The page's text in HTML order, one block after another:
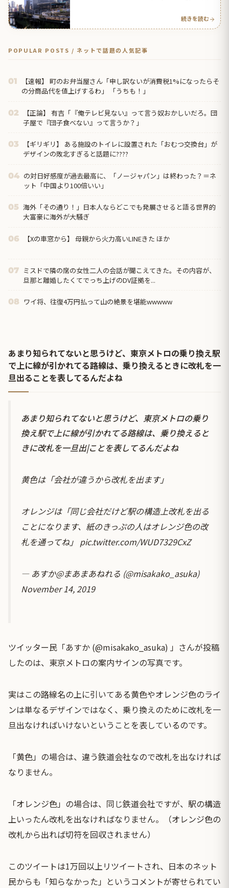
続きを読む
POPULAR POSTS / ネットで話題の人気記事
01
【速報】 町のお弁当屋さん「申し訳ないが消費税1%になったらそ
の分商品代を値上げするわ」 「うちも！」
02
【正論】 有吉「『俺テレビ見ない』って言う奴おかしいだろ。団
子屋で『団子食べない』って言うか？」
03
【ギリギリ】 ある施設のトイレに設置された「おむつ交換台」が
デザインの敗北すぎると話題に????
04 の対日好感度が過去最高に、「ノージャパン」は終わった？＝ネ
ット「中国より100倍いい」
05 海外「その通り！」日本人ならどこでも発展させると語る世界的
大富豪に海外が大騒ぎ
06 【Xの車窓から】 母親から火力高いLINEきた ほか
07 ミスドで隣の席の女性二人の会話が聞こえてきた。その内容が、
旦那と離婚したくてでっち上げのDV証拠を...
08 ワイ将、往復4万円払って山の絶景を堪能wwwww
あまり知られてないと思うけど、東京メトロの乗り換え駅
で上に線が引かれてる路線は、乗り換えるときに改札を一
旦出ることを表してるんだよね
あまり知られてないと思うけど、東京メトロの乗り
換え駅で上に線が引かれてる路線は、乗り換えると
きに改札を一旦出|ことを表してるんだよね
黄色は「会社が違うから改札を出ます」
オレンジは「同じ会社だけど駅の構造上改札を出る
ことになります、紙のきっぷの人はオレンジ色の改
札を通ってね」 pic.twitter.com/WUD7329CxZ
— あすか@まあまあねれる (@misakako_asuka)
November 14, 2019
ツイッター民「あすか (@misakako_asuka) 」さんが投稿
したのは、東京メトロの案内サインの写真です。
実はこの路線名の上に引いてある黄色やオレンジ色のライ
ンは単なるデザインではなく、乗り換えのために改札を一
旦出なければいけないということを表しているのです。
「黄色」の場合は、違う鉄道会社なので改札を出なければ
なりません。
「オレンジ色」の場合は、同じ鉄道会社ですが、駅の構造
上いったん改札を出なければなりません。（オレンジ色の
改札から出れば切符を回収されません）
このツイートは1万回以上リツイートされ、日本のネット
民からも「知らなかった」というコメントが寄せられてい